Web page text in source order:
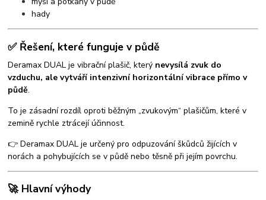
hady
✅ Řešení, které funguje v půdě
Deramax DUAL je vibrační plašič, který nevysílá zvuk do
vzduchu, ale vytváří intenzivní horizontální vibrace přímo v
půdě.
To je zásadní rozdíl oproti běžným „zvukovým“ plašičům, které v
zemině rychle ztrácejí účinnost.
👉 Deramax DUAL je určený pro odpuzování škůdců žijících v
norách a pohybujících se v půdě nebo těsně při jejím povrchu.
🚀 Hlavní výhody